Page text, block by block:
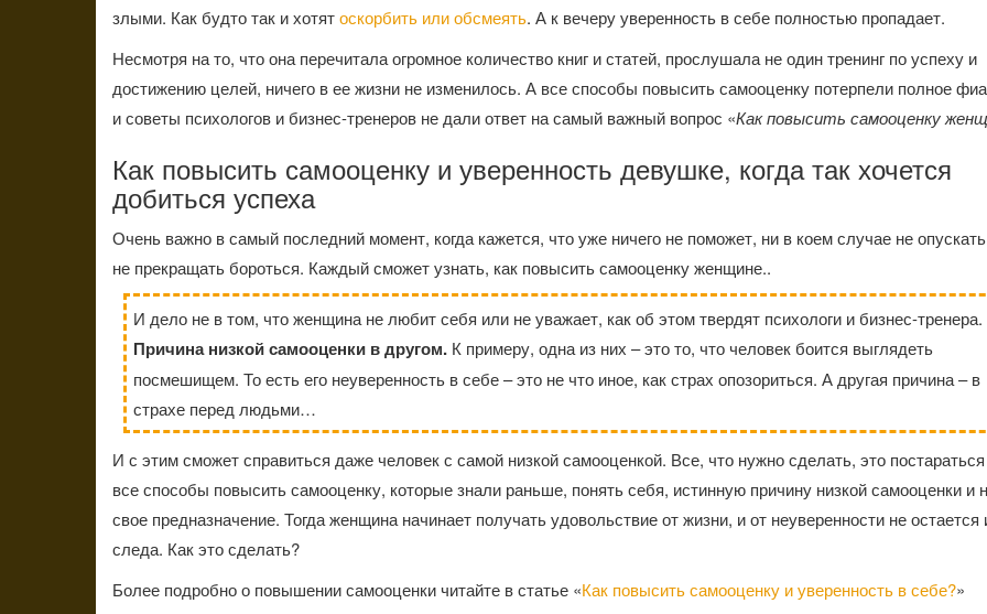
злыми. Как будто так и хотятоскорбить или обсмеять. А к вечеру уверенность в себе полностью пропадает.
Несмотря на то, что она перечитала огромное количество книг и статей, прослушала не один тренинг по успеху и
достижению целей, ничего в ее жизни не изменилось. А все способы повысить самооценку потерпели полное
и советы психологов и бизнес-тренеров не дали ответ на самый важный вопрос «Как повысить самооценку
Как повысить самооценку и уверенность девушке, когда так хочется
добиться успеха
Очень важно в самый последний момент, когда кажется, что уже ничего не поможет, ни в коем случае не
не прекращать бороться. Каждый сможет узнать, как повысить самооценку женщине..
И дело не в том, что женщина не любит себя или не уважает, как об этом твердят психологи и бизнес-тренера.
Причина низкой самооценки в другом. К примеру, одна из них – это то, что человек боится выглядеть
посмешищем. То есть его неуверенность в себе – это не что иное, как страх опозориться. А другая причина – в
страхе перед людьми…
И с этим сможет справиться даже человек с самой низкой самооценкой. Все, что нужно сделать, это
все способы повысить самооценку, которые знали раньше, понять себя, истинную причину низкой самооценки и
свое предназначение. Тогда женщина начинает получать удовольствие от жизни, и от неуверенности не остается
следа. Как это сделать?
Более подробно о повышении самооценки читайте в статье «Как повысить самооценку и уверенность в себе?»